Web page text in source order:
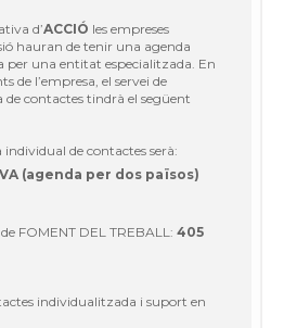
d’ACCIÓ les empreses
hauran de tenir una agenda
per una entitat especialitzada. En
de l’empresa, el servei de
de contactes tindrà el següent
de contactes serà:
(agenda per dos països)
FOMENT DEL TREBALL: 405
individualitzada i suport en